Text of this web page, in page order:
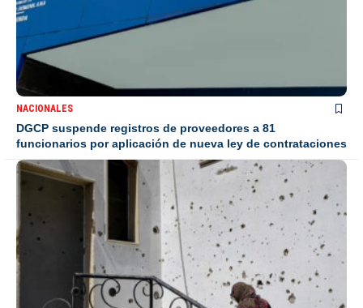
NACIONALES
DGCP suspende registros de proveedores a 81
funcionarios por aplicación de nueva ley de contrataciones